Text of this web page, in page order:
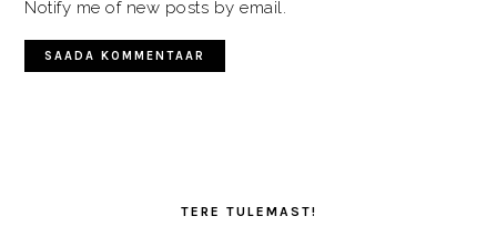
Notify me of new posts by email.
TERE TULEMAST!